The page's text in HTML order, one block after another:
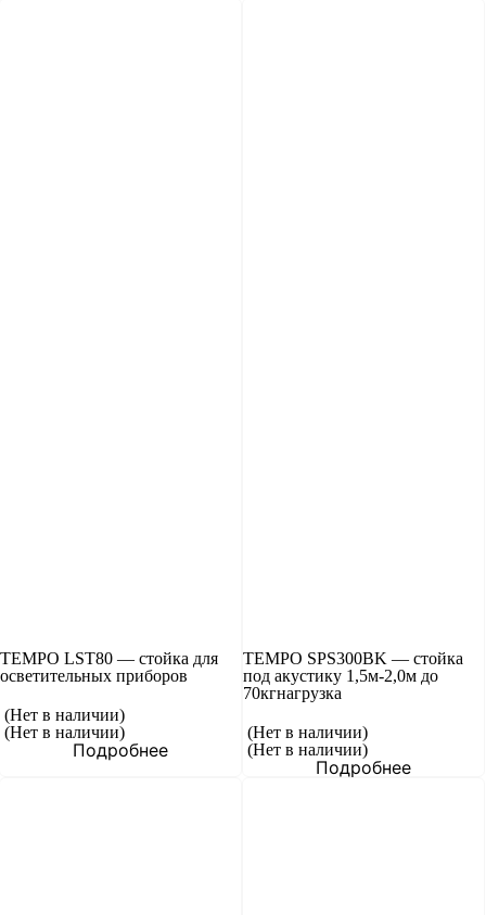
TEMPO LST80 — стойка для
осветительных приборов
(Нет в наличии)
(Нет в наличии)
Подробнее
TEMPO SPS300BK — стойка
под акустику 1,5м-2,0м до
70кгнагрузка
(Нет в наличии)
(Нет в наличии)
Подробнее